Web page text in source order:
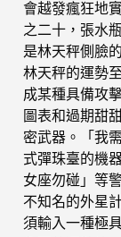
會越發瘋狂地
之二十，張水
是林天秤側臉
林天秤的運勢
成某種具備攻
圖表和過期甜
密武器。「我
式彈珠臺的機
女座勿碰」等
不知名的外星
須輸入一種極